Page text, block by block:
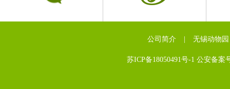
公司简介 无锡动物园
苏ICP备18050491号-1 公安备案